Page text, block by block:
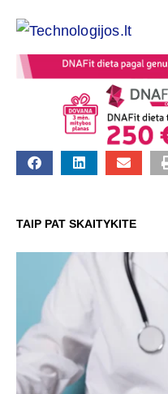
TAIP PAT SKAITYKITE